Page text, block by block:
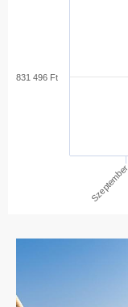
Szeptember
831 496 Ft